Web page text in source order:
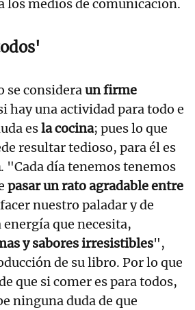
los medios de comunicación.
se consideraun firme
hay una actividad para todo e
esla cocina; pues lo que
resultar tedioso, para él es
. "Cada día tenemos tenemos
pasar un rato agradable entre
nuestro paladar y de
que necesita,
y sabores irresistibles",
de su libro. Por lo que
que si comer es para todos,
ninguna duda de que